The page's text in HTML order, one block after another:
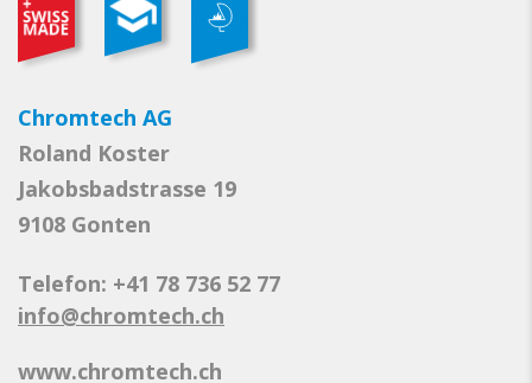
Chromtech AG
Roland Koster
Jakobsbadstrasse 19
9108 Gonten
Telefon: +41 78 736 52 77
info@chromtech.ch
www.chromtech.ch